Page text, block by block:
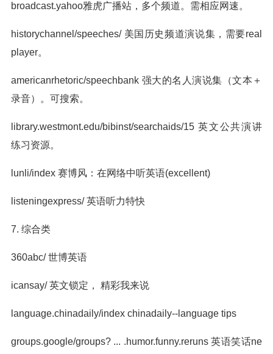
broadcast.yahoo雅虎广播站，多个频道。需相应网速。
historychannel/speeches/ 美国历史频道演说集，需要real
player。
americanrhetoric/speechbank 强大的名人演说集（文本＋
录音）。可搜索。
library.westmont.edu/bibinst/searchaids/15 英文公共演讲
练习资源。
lunli/index 赛博风：在网络中听英语(excellent)
listeningexpress/ 英语听力特快
7. 综合类
360abc/ 世博英语
icansay/ 英文锁定， 精彩我来说
language.chinadaily/index chinadaily--language tips
groups.google/groups? ... .humor.funny.reruns 英语笑话ne